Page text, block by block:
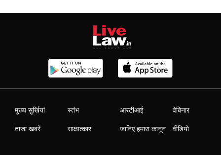
मुख्य सुर्खियां
ताजा खबरें
स्तंभ
साक्षात्कार
आरटीआई
जानिए हमारा कानून
वेबिनार
वीडियो